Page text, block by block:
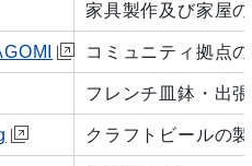
家具製作及び家屋
コミュニティ拠点
フレンチ皿鉢・出
クラフトビールの